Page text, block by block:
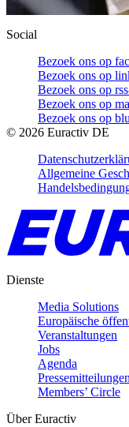
Social
Bezoek ons op
Bezoek ons op
Bezoek ons op
Bezoek ons op
Bezoek ons op
© 2026 Euractiv DE
Allgemeine
Dienste
Media Solutions
Europäische
Veranstaltungen
Jobs
Agenda
Pressemitteilungen
Members’ Circle
Über Euractiv